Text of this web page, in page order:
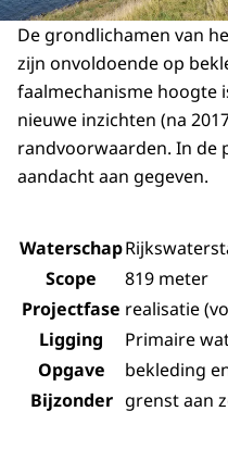
De grondlichamen van
zijn onvoldoende op
faalmechanisme hoogte
nieuwe inzichten (na
randvoorwaarden. In de
aandacht aan gegeven.
Waterschap
Scope
819 meter
Projectfase realisatie
Ligging
Primaire
Opgave
bekleding
Bijzonder grenst aan